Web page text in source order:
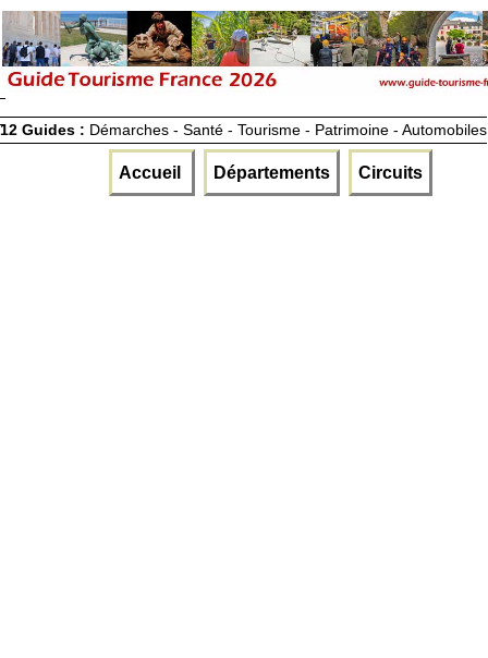
12 Guides : Démarches - Santé - Tourisme - Patrimoine - Automobiles
Accueil Départements Circuits